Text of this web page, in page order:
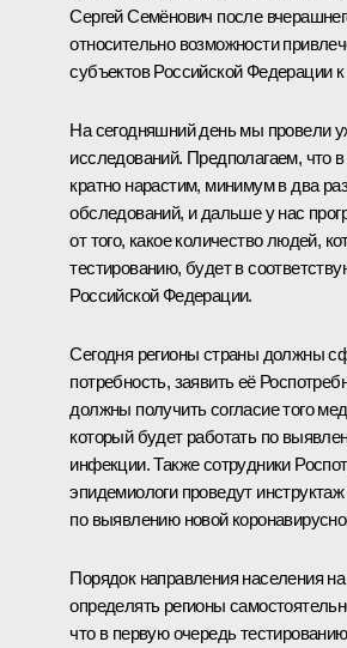
Сергей Семёнович после
относительно возможности
субъектов Российской Федерации
На сегодняшний день мы провели
исследований. Предполагаем,
кратно нарастим, минимум в два
обследований, и дальше у нас
от того, какое количество людей,
тестированию, будет в
Российской Федерации.
Сегодня регионы страны должны
потребность, заявить её
должны получить согласие того
который будет работать по
инфекции. Также сотрудники
эпидемиологи проведут
по выявлению новой
Порядок направления населения
определять регионы
что в первую очередь